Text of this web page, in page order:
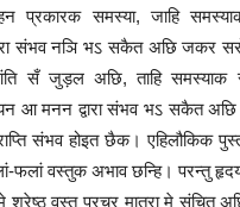
प्रकारक समस्या, जाहि
संभव नञि भऽ सकैत अछि जकर
सँ जुड़ल अछि, ताहि समस्याक
आ मनन द्वारा संभव भऽ सकैत
संभव होइत छैक। एहिलौकिक
फलां वस्तुक अभाव छन्हि। परन्तु
श्रेष्ठ वस्तु प्रचुर मात्रा मे संचित